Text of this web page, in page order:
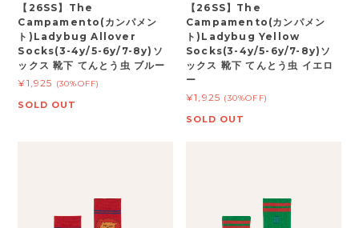
【26SS】The
Campamento(カンパメン
ト)Ladybug Allover
Socks(3-4y/5-6y/7-8y)ソ
ックス 靴下 てんとう虫 ブルー
¥1,925 (30%OFF)
SOLD OUT
【26SS】The
Campamento(カンパメン
ト)Ladybug Yellow
Socks(3-4y/5-6y/7-8y)ソ
ックス 靴下 てんとう虫 イエロ
ー
¥1,925 (30%OFF)
SOLD OUT